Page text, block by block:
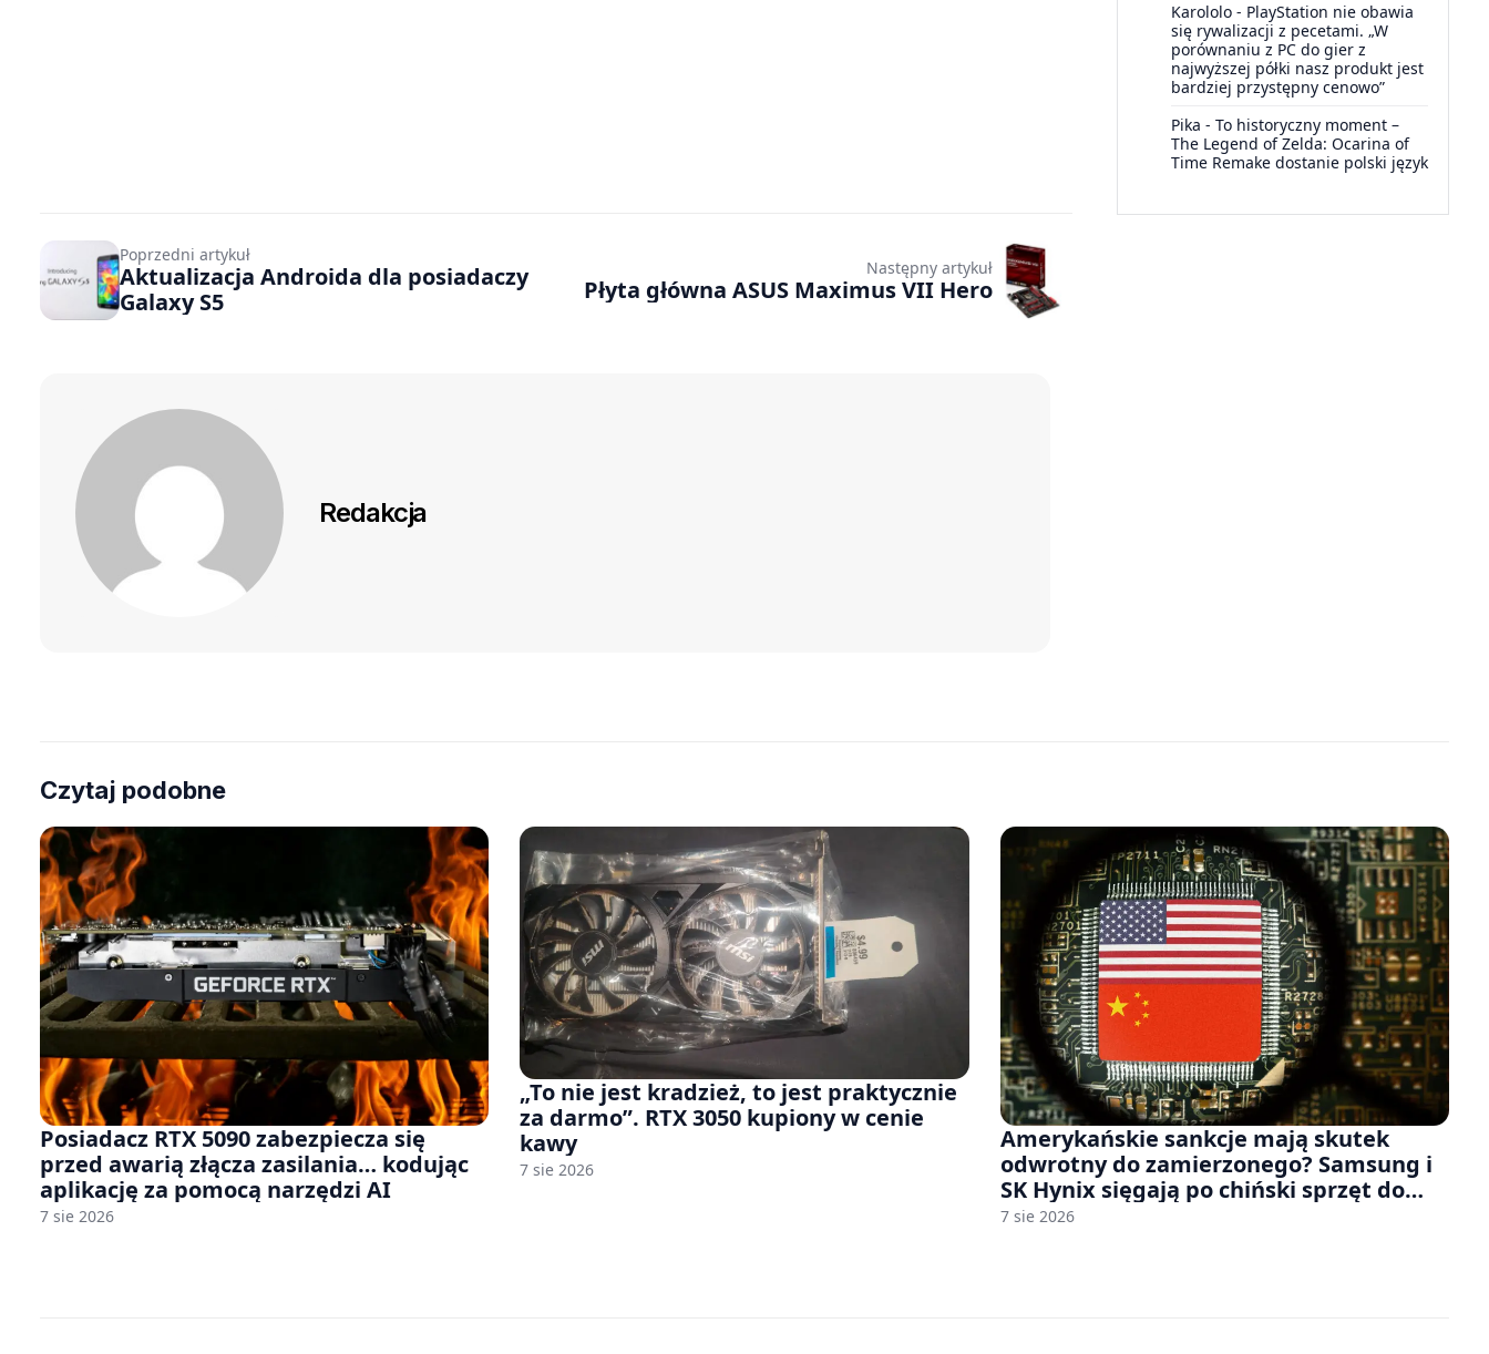
Karololo - PlayStation nie obawia
się rywalizacji z pecetami. „W
porównaniu z PC do gier z
najwyższej półki nasz produkt jest
bardziej przystępny cenowo”
Pika - To historyczny moment –
The Legend of Zelda: Ocarina of
Time Remake dostanie polski język
Poprzedni artykuł
Aktualizacja Androida dla posiadaczy
Galaxy S5
Następny artykuł
Płyta główna ASUS Maximus VII Hero
Redakcja
Czytaj podobne
Posiadacz RTX 5090 zabezpiecza się
przed awarią złącza zasilania… kodując
aplikację za pomocą narzędzi AI
7 sie 2026
„To nie jest kradzież, to jest praktycznie
za darmo”. RTX 3050 kupiony w cenie
kawy
7 sie 2026
Amerykańskie sankcje mają skutek
odwrotny do zamierzonego? Samsung i
SK Hynix sięgają po chiński sprzęt do
fabryk chipów
7 sie 2026